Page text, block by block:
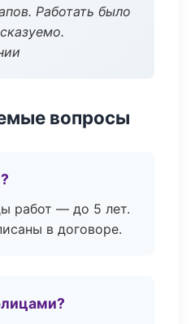
Работать было
вопросы
работ — до 5 лет.
в договоре.